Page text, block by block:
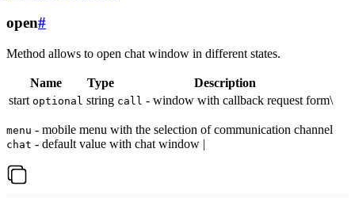
open#
Method allows to open chat window in different states.
Name Type
Description
start optional string call - window with callback request form\
menu - mobile menu with the selection of communication channel
chat - default value with chat window |